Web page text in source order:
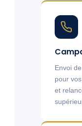
Envoi
pour
et